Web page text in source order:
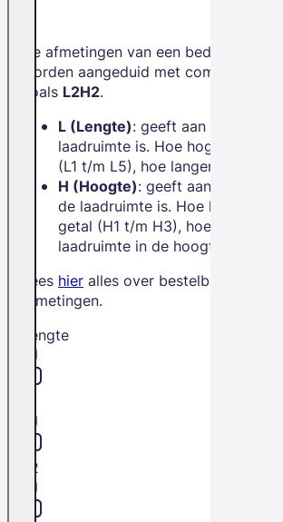
De afmetingen van een bedrijfswagen
worden aangeduid met combinaties
zoals L2H2.
L (Lengte): geeft aan hoe lang de
laadruimte is. Hoe hoger het getal
(L1 t/m L5), hoe langer de bus.
H (Hoogte): geeft aan hoe hoog
de laadruimte is. Hoe hoger het
getal (H1 t/m H3), hoe meer
laadruimte in de hoogte.
Lees hier alles over bestelbus
afmetingen.
Lengte
L2